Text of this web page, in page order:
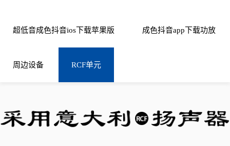
超低音成色抖音ios下载苹果版 成色抖音app下载功放
周边设备 RCF单元